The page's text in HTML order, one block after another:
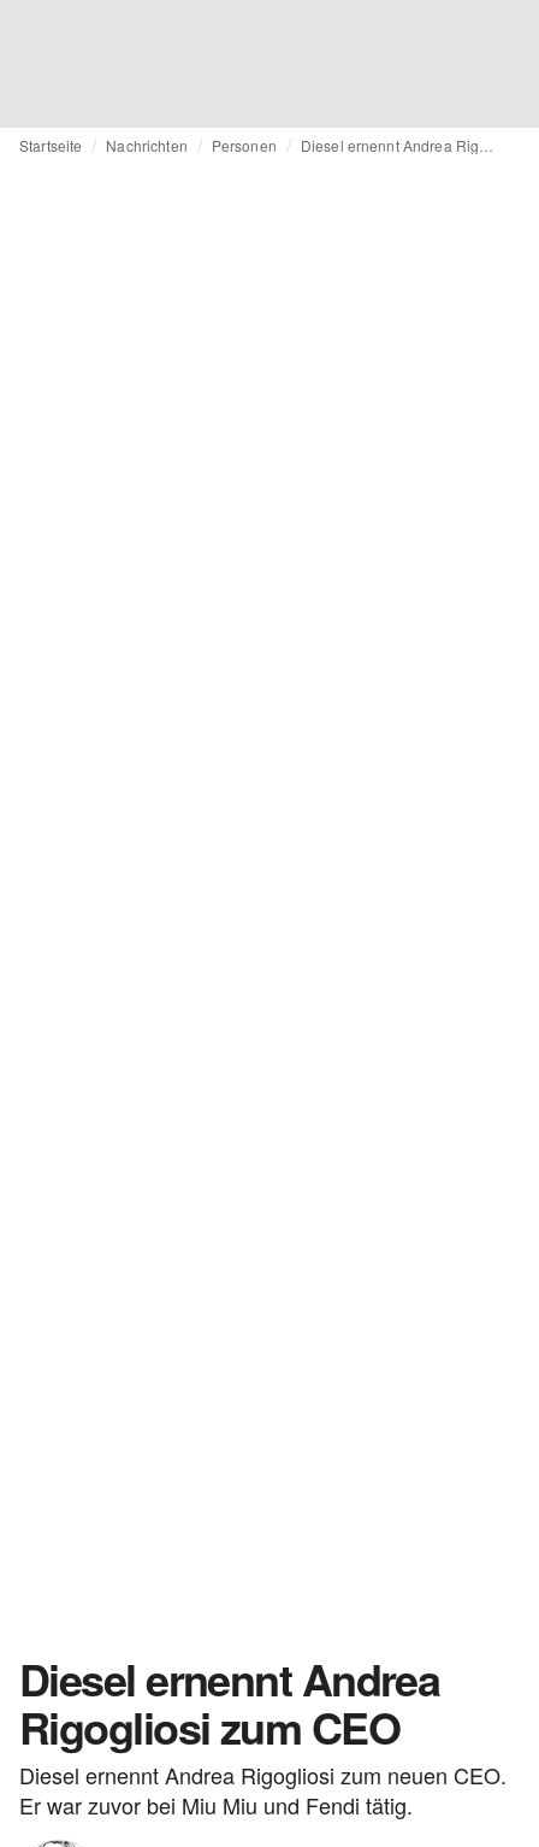
Startseite Nachrichten Personen
Diesel ernennt Andrea
Rigogliosi zum CEO
Diesel ernennt Andrea Rigogliosi zum neuen CEO.
Er war zuvor bei Miu Miu und Fendi tätig.